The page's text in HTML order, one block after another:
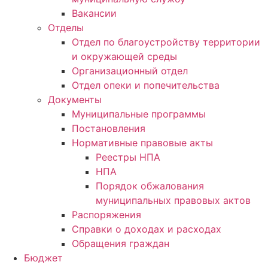
Вакансии
Отделы
Отдел по благоустройству территории
и окружающей среды
Организационный отдел
Отдел опеки и попечительства
Документы
Муниципальные программы
Постановления
Нормативные правовые акты
Реестры НПА
НПА
Порядок обжалования
муниципальных правовых актов
Распоряжения
Справки о доходах и расходах
Обращения граждан
Бюджет